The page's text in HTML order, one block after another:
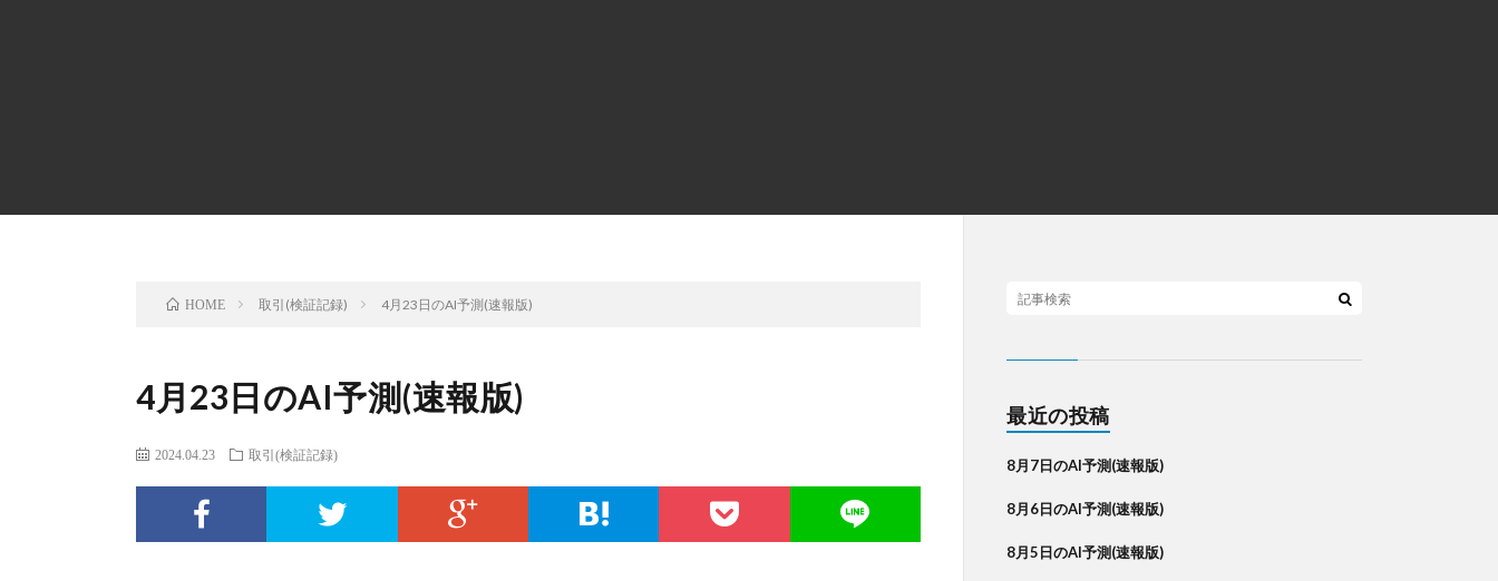
HOME 取引(検証記録) 4月23日のAI予測(速報版)
4月23日のAI予測(速報版)
2024.04.23 取引(検証記録)
最近の投稿
8月7日のAI予測(速報版)
8月6日のAI予測(速報版)
8月5日のAI予測(速報版)